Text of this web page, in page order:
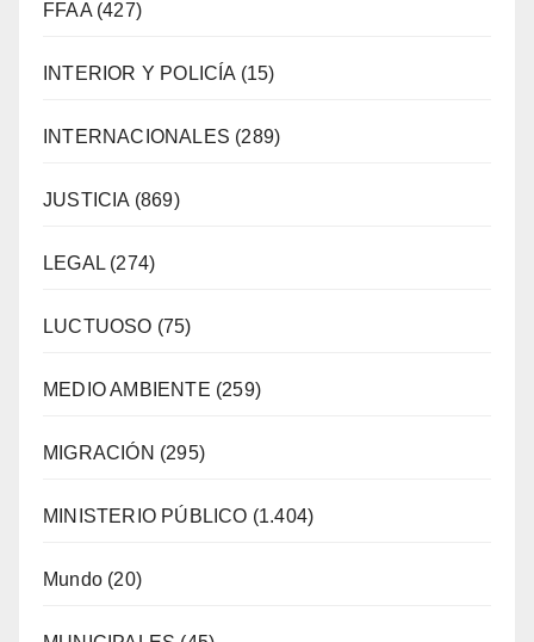
FFAA(427)
INTERIOR Y POLICÍA (15)
INTERNACIONALES (289)
JUSTICIA (869)
LEGAL (274)
LUCTUOSO (75)
MEDIO AMBIENTE (259)
MIGRACIÓN (295)
MINISTERIO PÚBLICO (1.404)
Mundo (20)